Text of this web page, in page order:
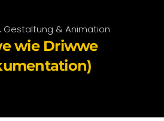
Gestaltung & Animation
wie Driwwe